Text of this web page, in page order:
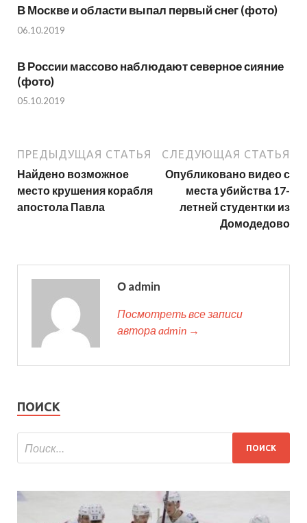
В Москве и области выпал первый снег (фото)
06.10.2019
В России массово наблюдают северное сияние
(фото)
05.10.2019
ПРЕДЫДУЩАЯ СТАТЬЯ
Найдено возможное
место крушения корабля
апостола Павла
СЛЕДУЮЩАЯ СТАТЬЯ
Опубликовано видео с
места убийства 17-
летней студентки из
Домодедово
О admin
Посмотреть все записи
автора admin →
ПОИСК